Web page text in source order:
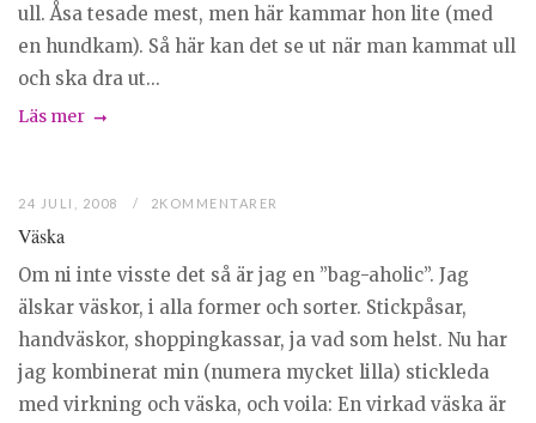
ull. Åsa tesade mest, men här kammar hon lite (med
en hundkam). Så här kan det se ut när man kammat ull
och ska dra ut...
Läs mer
24 JULI, 2008 2KOMMENTARER
Väska
Om ni inte visste det så är jag en ”bag-aholic”. Jag
älskar väskor, i alla former och sorter. Stickpåsar,
handväskor, shoppingkassar, ja vad som helst. Nu har
jag kombinerat min (numera mycket lilla) stickleda
med virkning och väska, och voila: En virkad väska är